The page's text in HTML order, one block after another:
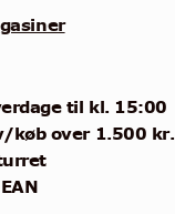
til kl. 15:00
køb over 1.500 kr.